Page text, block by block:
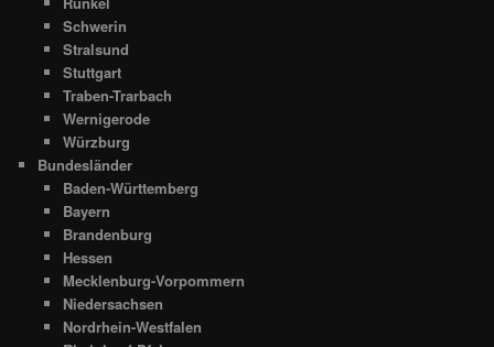
Schwerin
Stralsund
Stuttgart
Traben-Trarbach
Wernigerode
Würzburg
Bundesländer
Baden-Württemberg
Bayern
Brandenburg
Hessen
Mecklenburg-Vorpommern
Niedersachsen
Nordrhein-Westfalen